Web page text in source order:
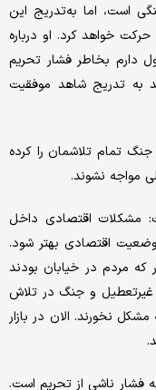
است، اما به‌تدریج این
خواهد کرد. او درباره
دارم بخاطر فشار تحریم
به تدریج شاهد موفقیت
تمام تلاشمان را کرده
مواجه نشوند.
مشکلات اقتصادی داخل
اقتصادی بهتر شود.
که مردم در خیابان بودند
غیرتعطیل و جنگ در تلاش
نخورند. الان در بازار
فشار ناشی از تحریم است.